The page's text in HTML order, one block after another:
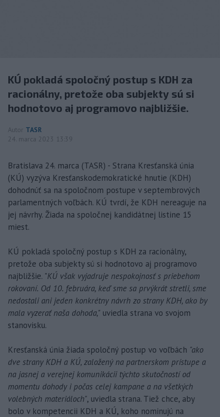
KÚ pokladá spoločný postup s KDH za
racionálny, pretože oba subjekty sú si
hodnotovo aj programovo najbližšie.
Autor TASR
24. marca 2023 13:39
Bratislava 24. marca (TASR) - Strana Kresťanská únia
(KÚ) vyzýva Kresťanskodemokratické hnutie (KDH)
dohodnúť sa na spoločnom postupe v septembrových
parlamentných voľbách. KÚ tvrdí, že KDH nereaguje na
jej návrhy. Žiada na spoločnej kandidátnej listine 15
miest.
KÚ pokladá spoločný postup s KDH za racionálny,
pretože oba subjekty sú si hodnotovo aj programovo
najbližšie. "KÚ však vyjadruje nespokojnosť s priebehom
rokovaní. Od 10. februára, keď sme sa prvýkrát stretli, sme
nedostali ani jeden konkrétny návrh zo strany KDH, ako by
mala vyzerať naša dohoda," uviedla strana vo svojom
stanovisku.
Kresťanská únia žiada spoločný postup vo voľbách "ako
dve strany KDH a KÚ, založený na partnerskom prístupe a
na jasnej a verejnej komunikácii týchto skutočností od
momentu dohody i počas celej kampane a na všetkých
volebných materiáloch", uviedla strana. Tiež chce, aby
bolo v kompetencii KDH a KÚ, koho nominujú na